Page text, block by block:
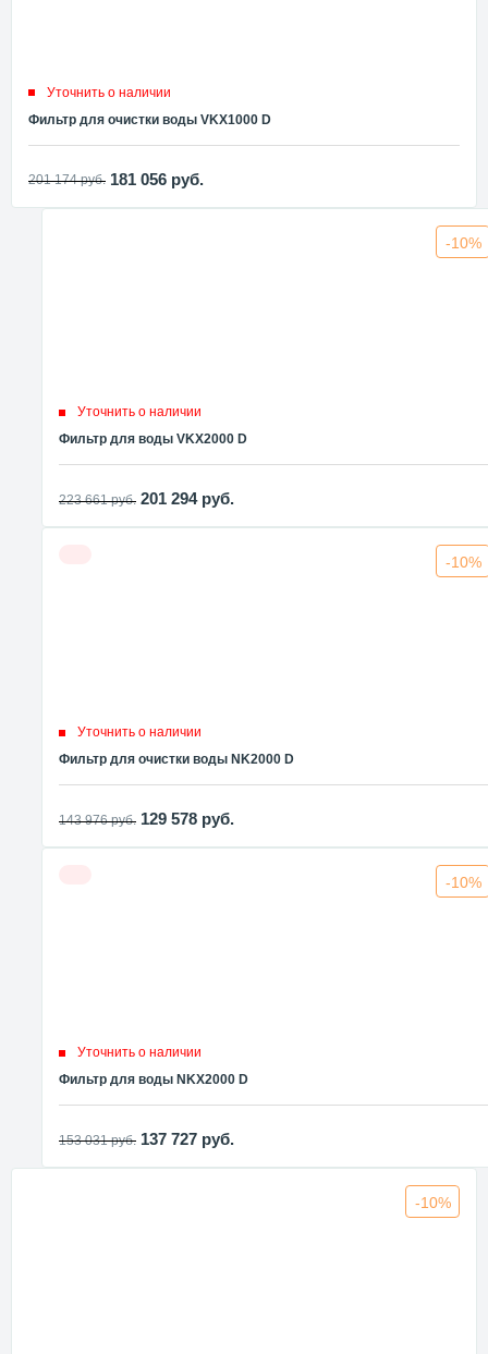
Уточнить о наличии
Фильтр для очистки воды VKX1000 D
201 174руб. 181 056 руб.
-10%
Уточнить о наличии
Фильтр для воды VKX2000 D
223 661руб. 201 294 руб.
-10%
Уточнить о наличии
Фильтр для очистки воды NK2000 D
143 976руб. 129 578 руб.
-10%
Уточнить о наличии
Фильтр для воды NKX2000 D
153 031руб. 137 727 руб.
-10%